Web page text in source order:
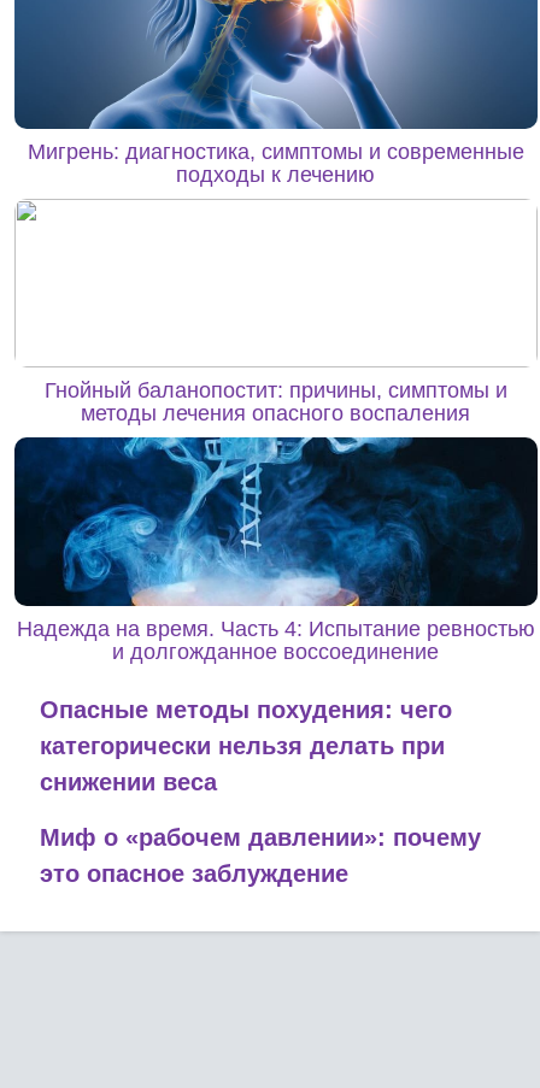
Мигрень: диагностика, симптомы и современные
подходы к лечению
Гнойный баланопостит: причины, симптомы и
методы лечения опасного воспаления
Надежда на время. Часть 4: Испытание ревностью
и долгожданное воссоединение
Опасные методы похудения: чего
категорически нельзя делать при
снижении веса
Миф о «рабочем давлении»: почему
это опасное заблуждение